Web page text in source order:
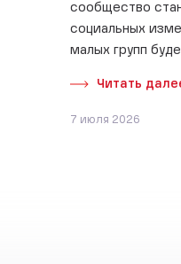
сообщество
социальных
малых групп
Читать
7 июля 2026